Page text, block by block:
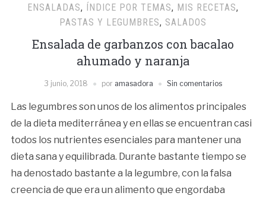
ENSALADAS, ÍNDICE POR TEMAS, MIS RECETAS,
PASTAS Y LEGUMBRES, SALADOS
Ensalada de garbanzos con bacalao
ahumado y naranja
3 junio, 2018 por amasadora Sin comentarios
Las legumbres son unos de los alimentos principales
de la dieta mediterránea y en ellas se encuentran casi
todos los nutrientes esenciales para mantener una
dieta sana y equilibrada. Durante bastante tiempo se
ha denostado bastante a la legumbre, con la falsa
creencia de que era un alimento que engordaba